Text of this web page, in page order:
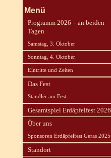
Menü
Programm 2026 – an beiden
Tagen
Samstag, 3. Oktober
Sonntag, 4. Oktober
Eintritte und Zeiten
Das Fest
Standler am Fest
Gesamtspiel Erdäpfelfest 2026
Über uns
Sponsoren Erdäpfelfest Geras 2025
Standort